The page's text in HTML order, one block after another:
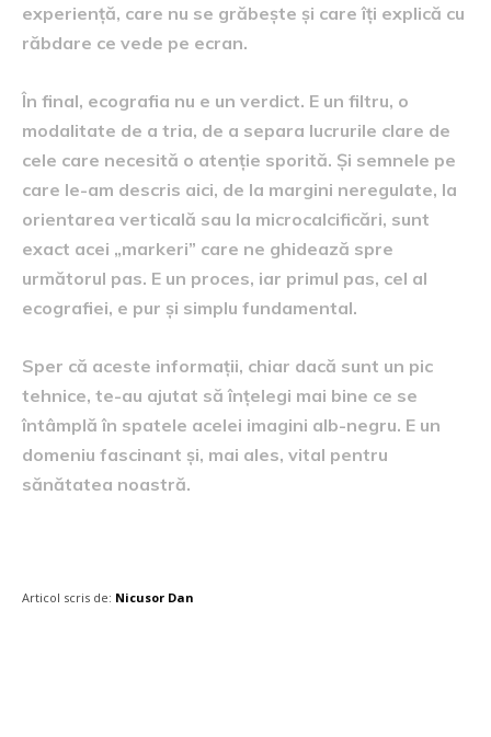
experiență, care nu se grăbește și care îți explică cu
răbdare ce vede pe ecran.
În final, ecografia nu e un verdict. E un filtru, o
modalitate de a tria, de a separa lucrurile clare de
cele care necesită o atenție sporită. Și semnele pe
care le-am descris aici, de la margini neregulate, la
orientarea verticală sau la microcalcificări, sunt
exact acei „markeri” care ne ghidează spre
următorul pas. E un proces, iar primul pas, cel al
ecografiei, e pur și simplu fundamental.
Sper că aceste informații, chiar dacă sunt un pic
tehnice, te-au ajutat să înțelegi mai bine ce se
întâmplă în spatele acelei imagini alb-negru. E un
domeniu fascinant și, mai ales, vital pentru
sănătatea noastră.
Articol scris de: Nicusor Dan